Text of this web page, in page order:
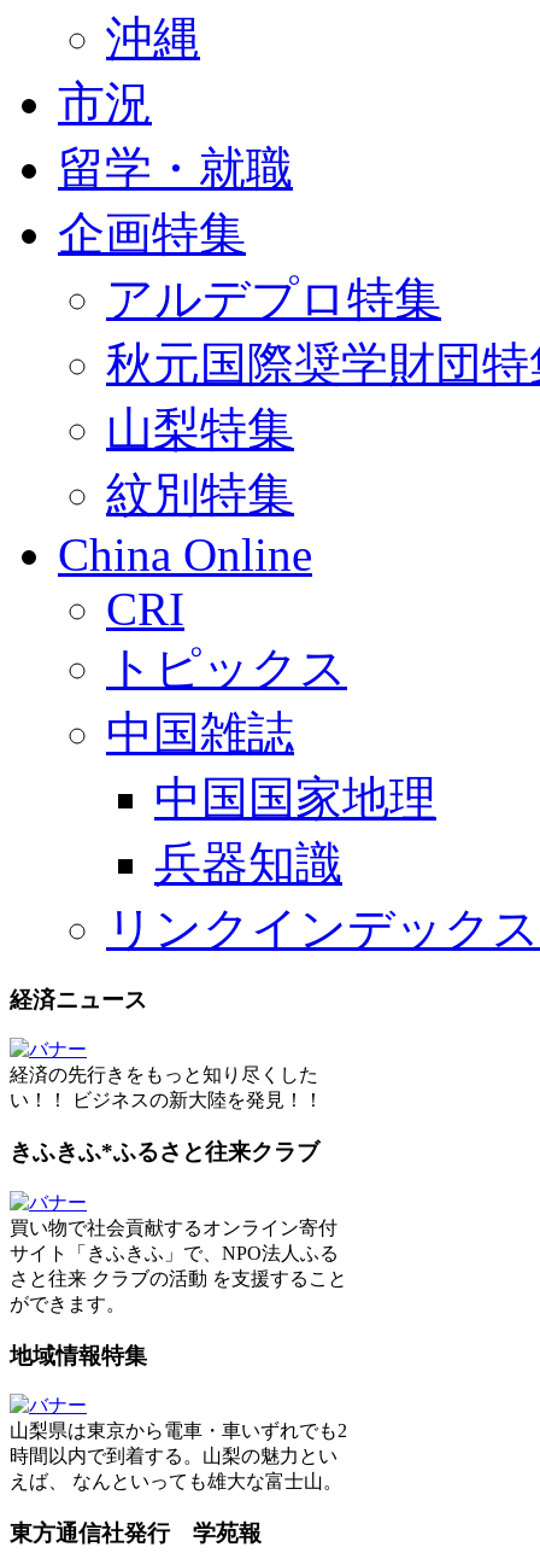
沖縄
市況
留学・就職
企画特集
アルデプロ特集
秋元国際奨学財団特
山梨特集
紋別特集
China Online
CRI
トピックス
中国雑誌
中国国家地理
兵器知識
リンクインデックス
経済ニュース
経済の先行きをもっと知り尽くした
い！！ ビジネスの新大陸を発見！！
きふきふ*ふるさと往来クラブ
買い物で社会貢献するオンライン寄付
サイト「きふきふ」で、NPO法人ふる
さと往来 クラブの活動 を支援すること
ができます。
地域情報特集
山梨県は東京から電車・車いずれでも2
時間以内で到着する。山梨の魅力とい
えば、 なんといっても雄大な富士山。
東方通信社発行 学苑報